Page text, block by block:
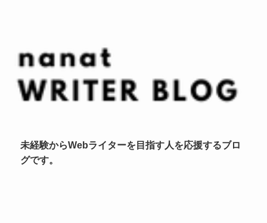
未経験からWebライターを目指す人を応援するブロ
グです。